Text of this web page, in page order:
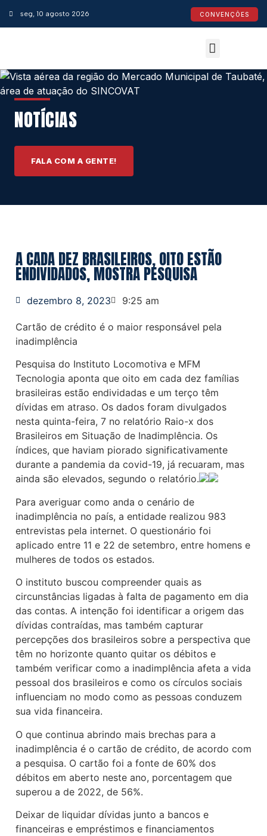
seg, 10 agosto 2026 CONVENÇÕES
NOTÍCIAS
FALA COM A GENTE!
A CADA DEZ BRASILEIROS, OITO ESTÃO
ENDIVIDADOS, MOSTRA PESQUISA
dezembro 8, 2023 9:25 am
Cartão de crédito é o maior responsável pela
inadimplência
Pesquisa do Instituto Locomotiva e MFM
Tecnologia aponta que oito em cada dez famílias
brasileiras estão endividadas e um terço têm
dívidas em atraso. Os dados foram divulgados
nesta quinta-feira, 7 no relatório Raio-x dos
Brasileiros em Situação de Inadimplência. Os
índices, que haviam piorado significativamente
durante a pandemia da covid-19, já recuaram, mas
ainda são elevados, segundo o relatório.
Para averiguar como anda o cenário de
inadimplência no país, a entidade realizou 983
entrevistas pela internet. O questionário foi
aplicado entre 11 e 22 de setembro, entre homens e
mulheres de todos os estados.
O instituto buscou compreender quais as
circunstâncias ligadas à falta de pagamento em dia
das contas. A intenção foi identificar a origem das
dívidas contraídas, mas também capturar
percepções dos brasileiros sobre a perspectiva que
têm no horizonte quanto quitar os débitos e
também verificar como a inadimplência afeta a vida
pessoal dos brasileiros e como os círculos sociais
influenciam no modo como as pessoas conduzem
sua vida financeira.
O que continua abrindo mais brechas para a
inadimplência é o cartão de crédito, de acordo com
a pesquisa. O cartão foi a fonte de 60% dos
débitos em aberto neste ano, porcentagem que
superou a de 2022, de 56%.
Deixar de liquidar dívidas junto a bancos e
financeiras e empréstimos e financiamentos